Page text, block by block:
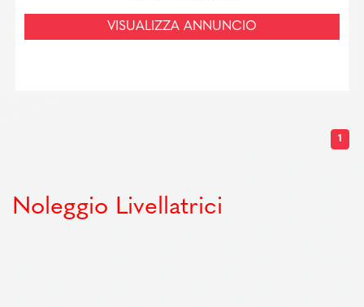
VISUALIZZA ANNUNCIO
1
Noleggio Livellatrici